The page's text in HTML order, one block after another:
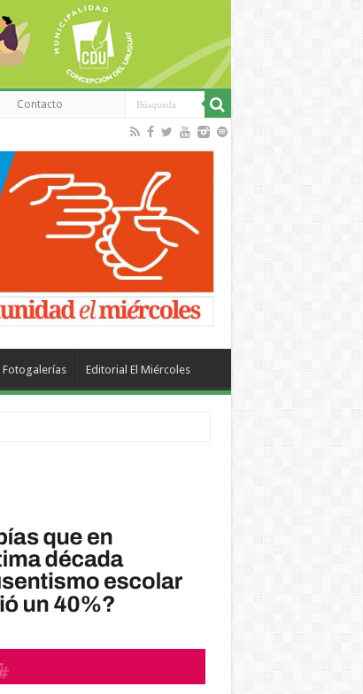
Contacto
Fotogalerías Editorial El Miércoles